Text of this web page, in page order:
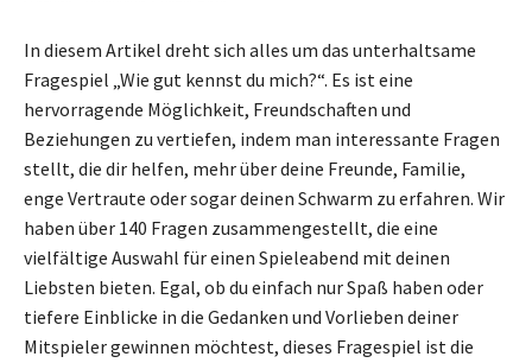
In diesem Artikel dreht sich alles um das unterhaltsame
Fragespiel „Wie gut kennst du mich?“. Es ist eine
hervorragende Möglichkeit, Freundschaften und
Beziehungen zu vertiefen, indem man interessante Fragen
stellt, die dir helfen, mehr über deine Freunde, Familie,
enge Vertraute oder sogar deinen Schwarm zu erfahren. Wir
haben über 140 Fragen zusammengestellt, die eine
vielfältige Auswahl für einen Spieleabend mit deinen
Liebsten bieten. Egal, ob du einfach nur Spaß haben oder
tiefere Einblicke in die Gedanken und Vorlieben deiner
Mitspieler gewinnen möchtest, dieses Fragespiel ist die